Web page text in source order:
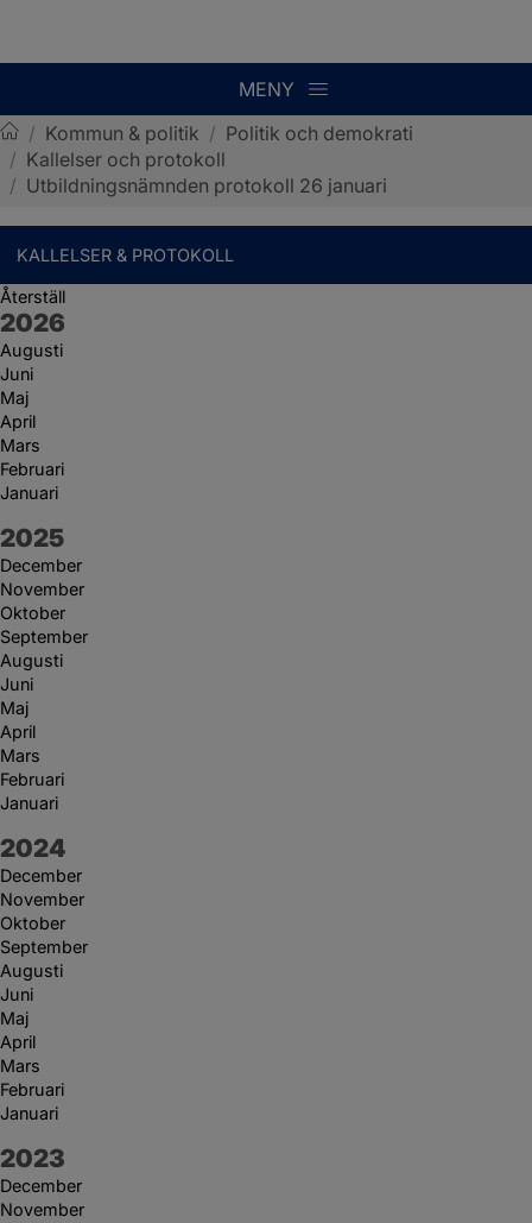
MENY
Sotenäs kommun
/ Kommun & politik / Politik och demokrati
/ Kallelser och protokoll
/ Utbildningsnämnden protokoll 26 januari
KALLELSER & PROTOKOLL
Återställ
År:
2026
Augusti
Juni
Maj
April
Mars
Februari
Januari
År:
2025
December
November
Oktober
September
Augusti
Juni
Maj
April
Mars
Februari
Januari
År:
2024
December
November
Oktober
September
Augusti
Juni
Maj
April
Mars
Februari
Januari
År:
2023
December
November